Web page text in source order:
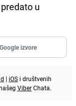
u
izvore
| iOS i društvenih
ViberChata.